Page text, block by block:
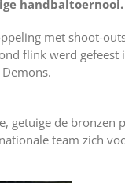
handbaltoernooi.
met shoot-
flink werd
de bronzen
team zich